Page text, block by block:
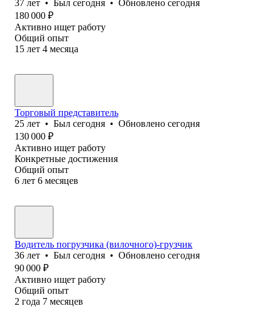
37 лет • Был сегодня • Обновлено сегодня
180 000 ₽
Активно ищет работу
Общий опыт
15 лет 4 месяца
Торговый представитель
25 лет • Был сегодня • Обновлено сегодня
130 000 ₽
Активно ищет работу
Конкретные достижения
Общий опыт
6 лет 6 месяцев
Водитель погрузчика (вилочного)-грузчик
36 лет • Был сегодня • Обновлено сегодня
90 000 ₽
Активно ищет работу
Общий опыт
2 года 7 месяцев